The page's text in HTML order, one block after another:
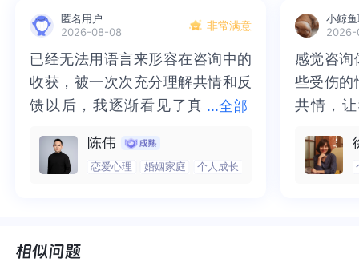
况：目前他已经结婚并有了孩子，这是一个既定的
现实，无论未来他是否会离婚，当下的情况都表明
这段关系处于非常复杂且不符合常规情感发展的状
态。要试着接受这个现实，不要让自己一直沉浸在
对可能发生情况的幻想中，避免这种不确定的期待
不断消耗自己的情感和精力。（2）保持适当距离：
既然已经删除了联系方式，或许可以维持这样的状
态一段时间，给自己足够的空间去冷静和释怀。频
繁地去探究他的情况或者试图联系他，只会让你更
以抱着开放的心态去慢慢了解他。虽然同样是回避
况：目前他已经结婚并有了孩子，这是一个既定的
现实，无论未来他是否会离婚，当下的情况都表明
这段关系处于非常复杂且不符合常规情感发展的状
态。要试着接受这个现实，不要让自己一直沉浸在
对可能发生情况的幻想中，避免这种不确定的期待
不断消耗自己的情感和精力。（2）保持适当距离：
既然已经删除了联系方式，或许可以维持这样的状
态一段时间，给自己足够的空间去冷静和释怀。频
繁地去探究他的情况或者试图联系他，只会让你更
以抱着开放的心态去慢慢了解他。虽然同样是回避
好学习。在壹心理这里，世界和我爱着你。祝好
在壹心理这里，世界和我爱着你。祝好
的。人生充满变数，未来的道路可能充满惊喜和挑
战。相信自己有能力面对一切，并做出最适合自己
的选择。
充满变数，未来的道路可能充满惊喜和挑战。相信
自己有能力面对一切，并做出最适合自己的选择。
匿名用户
2026-08-08
非常满意
...全部
已经无法用语言来形容在咨询中的
收获，被一次次充分理解共情和反
馈以后，我逐渐看见了真
清晰，也慢慢找回了内在的力量。
虽然不知道还要有多久的路要走，
这里，让我真切的感受到了🙏❤️
已经无法用语言来形容在咨询中的
收获，被一次次充分理解共情和反
馈以后，我逐渐看见了真实的那
也慢慢找回了内在的力量。虽然不
知道还要有多久的路要走，但我很
让我真切的感受到了🙏❤️
陈伟
恋爱心理 婚姻家庭 个人成长
小鲸
感觉咨询
些受伤的
共情，
一部分
而且当
感觉咨询
些受伤的
共情，让
处理的
询师准